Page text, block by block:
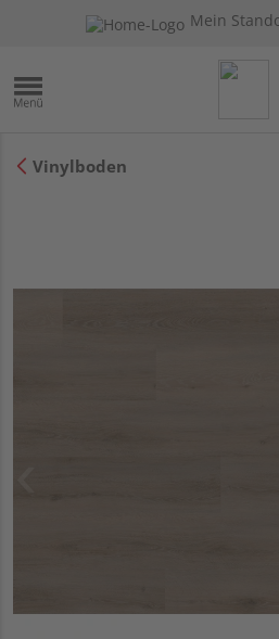
Mein
Vinylboden